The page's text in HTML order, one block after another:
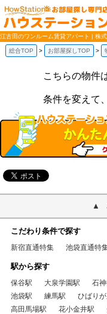
江古田のワンルーム賃貸アパート | 株
総合TOP お部屋探しTOP
こちらの物件
条件を変えて
こだわり条件で探す
新宿直通特集 池袋直通特
駅から探す
保谷駅 大泉学園駅 石
池袋駅
練馬駅 ひばり
高田馬場駅
花小金井駅